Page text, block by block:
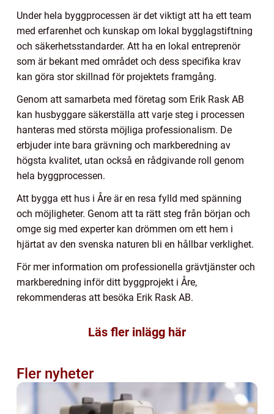
Under hela byggprocessen är det viktigt att ha ett team
med erfarenhet och kunskap om lokal bygglagstiftning
och säkerhetsstandarder. Att ha en lokal entreprenör
som är bekant med området och dess specifika krav
kan göra stor skillnad för projektets framgång.
Genom att samarbeta med företag som Erik Rask AB
kan husbyggare säkerställa att varje steg i processen
hanteras med största möjliga professionalism. De
erbjuder inte bara grävning och markberedning av
högsta kvalitet, utan också en rådgivande roll genom
hela byggprocessen.
Att bygga ett hus i Åre är en resa fylld med spänning
och möjligheter. Genom att ta rätt steg från början och
omge sig med experter kan drömmen om ett hem i
hjärtat av den svenska naturen bli en hållbar verklighet.
För mer information om professionella grävtjänster och
markberedning inför ditt byggprojekt i Åre,
rekommenderas att besöka Erik Rask AB.
Läs fler inlägg här
Fler nyheter